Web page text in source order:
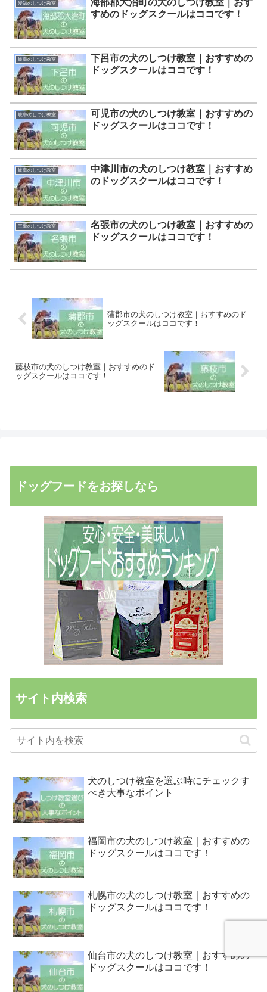
愛知のしつけ教室
海部郡大治町の犬のしつけ教室｜おす
すめのドッグスクールはココです！
岐阜のしつけ教室
下呂市の犬のしつけ教室｜おすすめの
ドッグスクールはココです！
岐阜のしつけ教室
可児市の犬のしつけ教室｜おすすめの
ドッグスクールはココです！
岐阜のしつけ教室
中津川市の犬のしつけ教室｜おすすめ
のドッグスクールはココです！
三重のしつけ教室
名張市の犬のしつけ教室｜おすすめの
ドッグスクールはココです！
蒲郡市の犬のしつけ教室｜おすすめのド
ッグスクールはココです！
藤枝市の犬のしつけ教室｜おすすめのド
ッグスクールはココです！
ドッグフードをお探しなら
サイト内検索
犬のしつけ教室を選ぶ時にチェックす
べき大事なポイント
福岡市の犬のしつけ教室｜おすすめの
ドッグスクールはココです！
札幌市の犬のしつけ教室｜おすすめの
ドッグスクールはココです！
仙台市の犬のしつけ教室｜おすすめの
ドッグスクールはココです！